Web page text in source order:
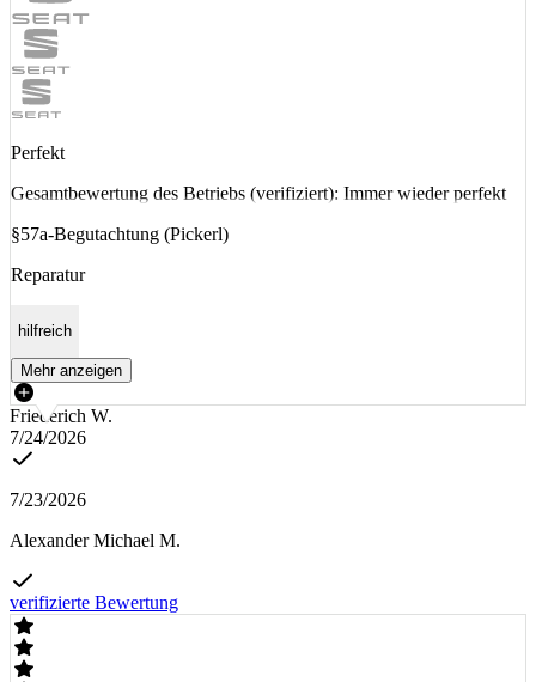
Perfekt
Gesamtbewertung des Betriebs (verifiziert): Immer wieder perfekt
§57a-Begutachtung (Pickerl)
Reparatur
hilfreich
Mehr anzeigen
Friederich W.
7/24/2026
7/23/2026
Alexander Michael M.
verifizierte Bewertung